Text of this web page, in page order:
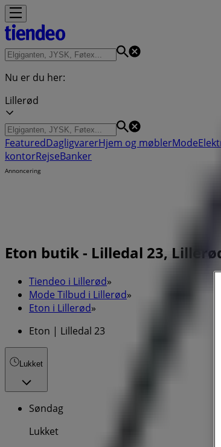
Nu er du her:
Lillerød
FeaturedDagligvarerHjem og møblerMode
kontorRejseBanker
Annoncering
Eton butik - Lilledal 23,
Tiendeo i Lillerød»
Mode Tilbud i Lillerød»
Eton i Lillerød»
Eton | Lilledal 23
Lukket
Søndag
Lukket